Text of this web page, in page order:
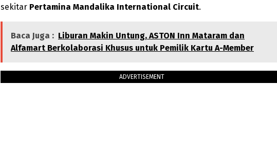
sekitar Pertamina Mandalika International Circuit.
Baca Juga : Liburan Makin Untung, ASTON Inn Mataram dan
Alfamart Berkolaborasi Khusus untuk Pemilik Kartu A-Member
ADVERTISEMENT